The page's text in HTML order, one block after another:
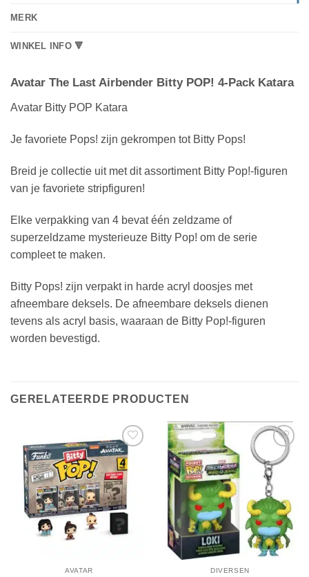
MERK
WINKEL INFO 🔻
Avatar The Last Airbender Bitty POP! 4-Pack Katara
Avatar Bitty POP Katara
Je favoriete Pops! zijn gekrompen tot Bitty Pops!
Breid je collectie uit met dit assortiment Bitty Pop!-figuren
van je favoriete stripfiguren!
Elke verpakking van 4 bevat één zeldzame of
superzeldzame mysterieuze Bitty Pop! om de serie
compleet te maken.
Bitty Pops! zijn verpakt in harde acryl doosjes met
afneembare deksels. De afneembare deksels dienen
tevens als acryl basis, waaraan de Bitty Pop!-figuren
worden bevestigd.
GERELATEERDE PRODUCTEN
AVATAR DIVERSEN